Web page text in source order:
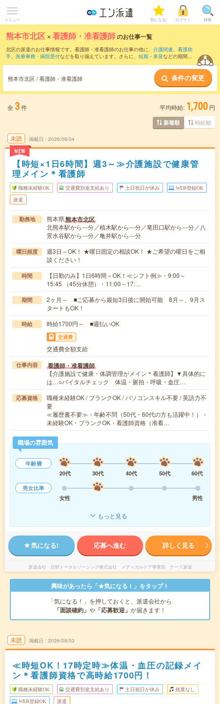
メニュー 気になる! ログイン 検索
熊本市北区 ×看護師・准看護師のお仕事一覧
北区の派遣のお仕事情報です。看護師・准看護師のお仕事の他に、 介護関連、 看護助
手、 医療事務・病院受付などを取り揃えています。さらに、 短期 ・ 単発などの期間
熊本市北区 / 看護師・准看護師 条件の変更
全 3件 平均時給: 1,700 円
新着順 時給順
未読
NEW
掲載日 2026/08/04
【時短×1日6時間】週3～≫介護施設で健康管
理メイン＊看護師
職種未経験OK 交通費別途支給あり 土日祝日が休み WEB登録OK
派遣
勤務地 熊本県熊本市北区
北熊本駅から---分／植木駅から---分／竜田口駅から---分／八
景水谷駅から---分／亀井駅から---分
曜日頻度
週3日～OK！ ★曜日固定の相談OK！ ★ご希望の曜日をご相
談ください！
時間
【日勤のみ】1日6時間～OK！≪シフト例≫・9:00～
15:45 （45分休憩）・11:00～17:…
期間
2ヶ月～ ■ご応募から最短3日後に開始可能 8月～、9月ス
タートもOK！
時給 時給1700円～ ■週払いOK
交通費
交通費全額支給
仕事内容 看護師・准看護師
【介護施設で健康・体調管理がメイン＊看護師】▼具体的に
は…○バイタルチェック 体温・脈拍・呼吸・血圧…
応募資格
職種未経験OK / ブランクOK / パソコンスキル不要 / 英語力不
要
≪履歴書不要≫・年齢不問（50代・60代の方も活躍中！）・
未経験OK・ブランクOK・看護師資格（准看…
職場の雰囲気
年齢層
20代
30代 40代 50代
60代
男女比率
女性
男性
もっと見る
気になる! 応募へ進む 詳しく見る
派遣会社 日研トータルソーシング株式会社 メディカルケア事業部 ナース派遣
興味があったら「★気になる！」をタップ！
「気になる！」を押しておくと、派遣会社から
「面談確約」 や 「応募歓迎」 が届きます！
未読 掲載日 2026/08/03
≪時短OK！17時定時≫体温・血圧の記録メイ
ン＊看護師資格で高時給1700円！
職種未経験OK 交通費別途支給あり 土日祝日が休み 残業なし
WEB登録OK 派遣